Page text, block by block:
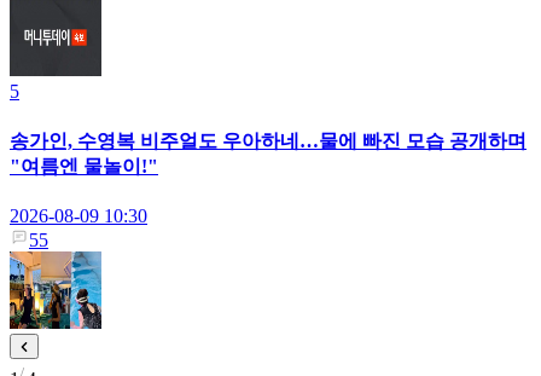
5
송가인, 수영복 비주얼도 우아하네…물에 빠진 모습 공개하며
"여름엔 물놀이!"
2026-08-09 10:30
55